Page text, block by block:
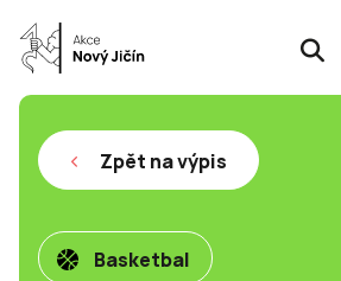
Zpět na výpis
Basketbal